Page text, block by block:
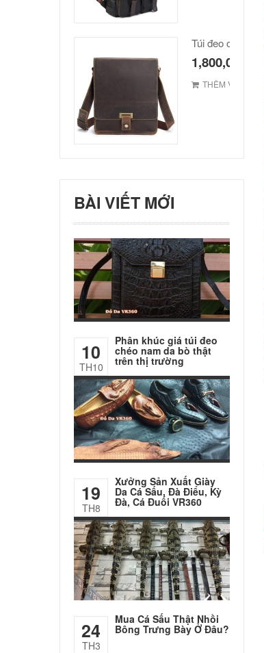
1,800,000
THÊM VÀO GIỎ
BÀI VIẾT MỚI
10
TH10
Phân khúc giá túi đeo
chéo nam da bò thật
trên thị trường
19
TH8
Xưởng Sản Xuất Giày
Da Cá Sấu, Đà Điểu, Kỳ
Đà, Cá Đuối VR360
24
TH3
Mua Cá Sấu Thật Nhồi
Bông Trưng Bày Ở Đâu?